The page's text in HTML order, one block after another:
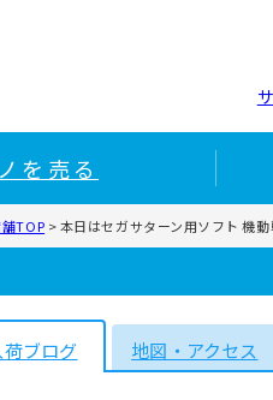
を売る
TOP >本日はセガサターン用ソフト 機
荷ブログ 地図・アクセス